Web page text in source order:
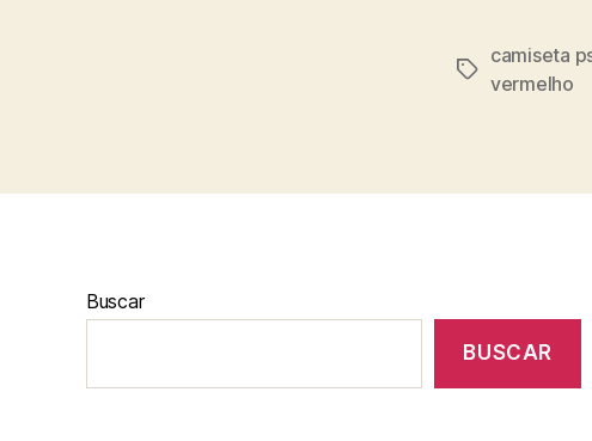
Etiquetas
camiseta
vermelho
Buscar
BUSCAR